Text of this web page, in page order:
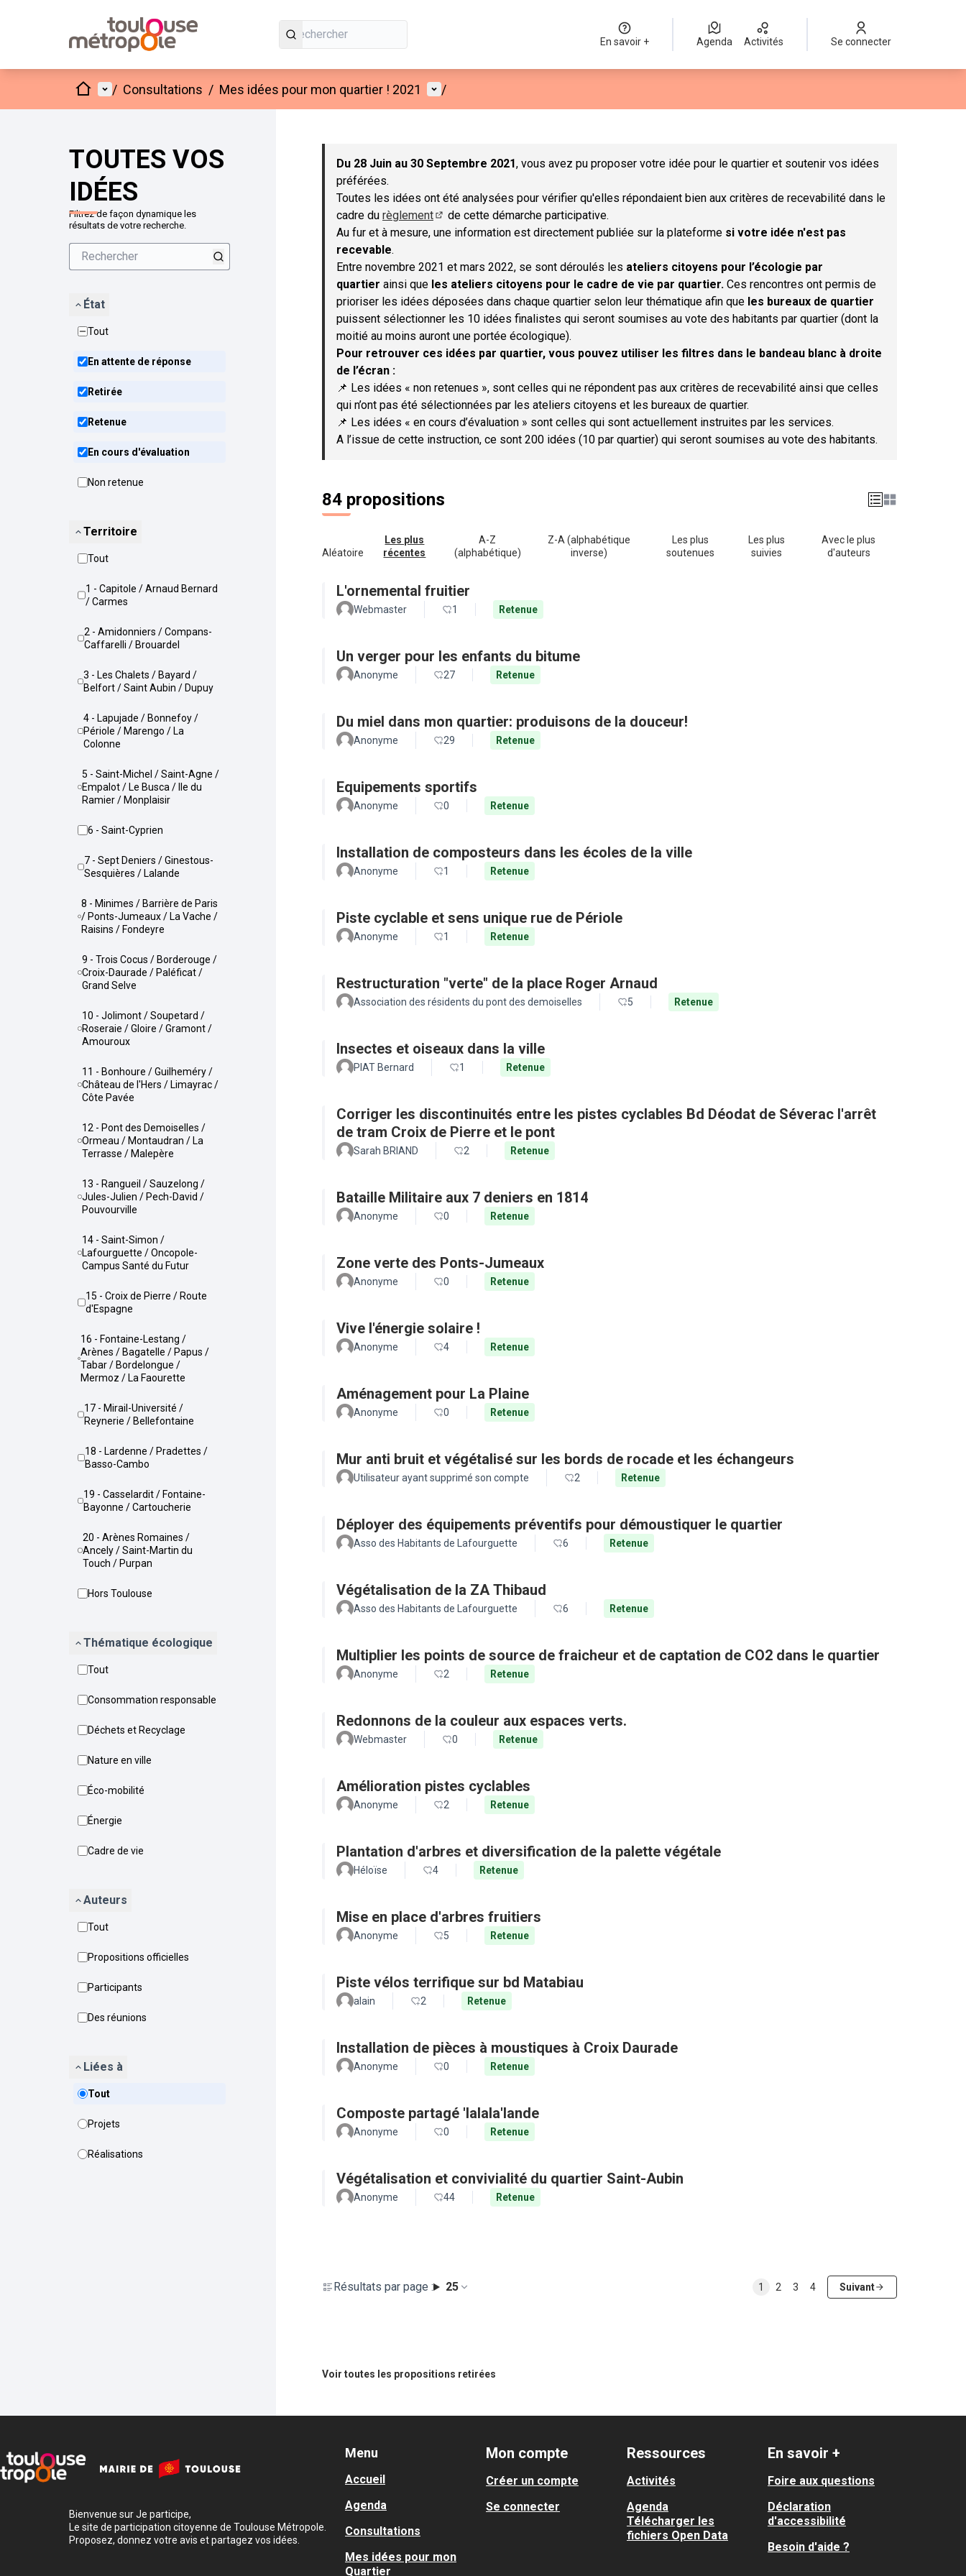
En savoir + Agenda Activités Se connecter
AccueilMenu principal
/ Consultations / Mes idées pour mon quartier ! 2021 Menu utilisateur
/
TOUTES VOS
IDÉES
Filtrez de façon dynamique les
résultats de votre recherche.
État
Tout
En attente de réponse
Retirée
Retenue
En cours d'évaluation
Non retenue
Territoire
Tout
1 - Capitole / Arnaud Bernard
/ Carmes
2 - Amidonniers / Compans-
Caffarelli / Brouardel
3 - Les Chalets / Bayard /
Belfort / Saint Aubin / Dupuy
4 - Lapujade / Bonnefoy /
Périole / Marengo / La
Colonne
5 - Saint-Michel / Saint-Agne /
Empalot / Le Busca / Ile du
Ramier / Monplaisir
6 - Saint-Cyprien
7 - Sept Deniers / Ginestous-
Sesquières / Lalande
8 - Minimes / Barrière de Paris
/ Ponts-Jumeaux / La Vache /
Raisins / Fondeyre
9 - Trois Cocus / Borderouge /
Croix-Daurade / Paléficat /
Grand Selve
10 - Jolimont / Soupetard /
Roseraie / Gloire / Gramont /
Amouroux
11 - Bonhoure / Guilheméry /
Château de l'Hers / Limayrac /
Côte Pavée
12 - Pont des Demoiselles /
Ormeau / Montaudran / La
Terrasse / Malepère
13 - Rangueil / Sauzelong /
Jules-Julien / Pech-David /
Pouvourville
14 - Saint-Simon /
Lafourguette / Oncopole-
Campus Santé du Futur
15 - Croix de Pierre / Route
d'Espagne
16 - Fontaine-Lestang /
Arènes / Bagatelle / Papus /
Tabar / Bordelongue /
Mermoz / La Faourette
17 - Mirail-Université /
Reynerie / Bellefontaine
18 - Lardenne / Pradettes /
Basso-Cambo
19 - Casselardit / Fontaine-
Bayonne / Cartoucherie
20 - Arènes Romaines /
Ancely / Saint-Martin du
Touch / Purpan
Hors Toulouse
Thématique écologique
Tout
Consommation responsable
Déchets et Recyclage
Nature en ville
Éco-mobilité
Énergie
Cadre de vie
Auteurs
Tout
Propositions officielles
Participants
Des réunions
Liées à
Tout
Projets
Réalisations
Passer la carte
Du 28 Juin au 30 Septembre 2021, vous avez pu proposer votre idée pour le quartier et soutenir vos idées
préférées.
Toutes les idées ont été analysées pour vérifier qu'elles répondaient bien aux critères de recevabilité dans le
cadre du règlement
(S'ouvre dans un nouvel onglet)
de cette démarche participative.
Au fur et à mesure, une information est directement publiée sur la plateforme si votre idée n'est pas
recevable.
Entre novembre 2021 et mars 2022, se sont déroulés les ateliers citoyens pour l’écologie par
quartier ainsi que les ateliers citoyens pour le cadre de vie par quartier. Ces rencontres ont permis de
prioriser les idées déposées dans chaque quartier selon leur thématique afin que les bureaux de quartier
puissent sélectionner les 10 idées finalistes qui seront soumises au vote des habitants par quartier (dont la
moitié au moins auront une portée écologique).
Pour retrouver ces idées par quartier, vous pouvez utiliser les filtres dans le bandeau blanc à droite
de l’écran :
📌 Les idées « non retenues », sont celles qui ne répondent pas aux critères de recevabilité ainsi que celles
qui n’ont pas été sélectionnées par les ateliers citoyens et les bureaux de quartier.
📌 Les idées « en cours d’évaluation » sont celles qui sont actuellement instruites par les services.
A l’issue de cette instruction, ce sont 200 idées (10 par quartier) qui seront soumises au vote des habitants.
84 propositions
Aléatoire
Les plus
récentes
A-Z
(alphabétique)
Z-A (alphabétique
inverse)
Les plus
soutenues
Les plus
suivies
Avec le plus
d'auteurs
L'ornemental fruitier
Webmaster 1 Retenue
Un verger pour les enfants du bitume
Anonyme 27 Retenue
Du miel dans mon quartier: produisons de la douceur!
Anonyme 29 Retenue
Equipements sportifs
Anonyme 0 Retenue
Installation de composteurs dans les écoles de la ville
Anonyme 1 Retenue
Piste cyclable et sens unique rue de Périole
Anonyme 1 Retenue
Restructuration "verte" de la place Roger Arnaud
Association des résidents du pont des demoiselles 5 Retenue
Insectes et oiseaux dans la ville
PIAT Bernard 1 Retenue
Corriger les discontinuités entre les pistes cyclables Bd Déodat de Séverac l'arrêt
de tram Croix de Pierre et le pont
Sarah BRIAND 2 Retenue
Bataille Militaire aux 7 deniers en 1814
Anonyme 0 Retenue
Zone verte des Ponts-Jumeaux
Anonyme 0 Retenue
Vive l'énergie solaire !
Anonyme 4 Retenue
Aménagement pour La Plaine
Anonyme 0 Retenue
Mur anti bruit et végétalisé sur les bords de rocade et les échangeurs
Utilisateur ayant supprimé son compte 2 Retenue
Déployer des équipements préventifs pour démoustiquer le quartier
Asso des Habitants de Lafourguette 6 Retenue
Végétalisation de la ZA Thibaud
Asso des Habitants de Lafourguette 6 Retenue
Multiplier les points de source de fraicheur et de captation de CO2 dans le quartier
Anonyme 2 Retenue
Redonnons de la couleur aux espaces verts.
Webmaster 0 Retenue
Amélioration pistes cyclables
Anonyme 2 Retenue
Plantation d'arbres et diversification de la palette végétale
Héloïse 4 Retenue
Mise en place d'arbres fruitiers
Anonyme 5 Retenue
Piste vélos terrifique sur bd Matabiau
alain 2 Retenue
Installation de pièces à moustiques à Croix Daurade
Anonyme 0 Retenue
Composte partagé 'lalala'lande
Anonyme 0 Retenue
Végétalisation et convivialité du quartier Saint-Aubin
Anonyme 44 Retenue
Résultats par page : 25 1 2 3 4 Suivant
Voir toutes les propositions retirées
Bienvenue sur Je participe,
Le site de participation citoyenne de Toulouse Métropole.
Proposez, donnez votre avis et partagez vos idées.
Menu
Accueil
Agenda
Consultations
Mes idées pour mon
Quartier
Mon compte
Créer un compte
Se connecter
Ressources
Activités
Agenda
Télécharger les
fichiers Open Data
En savoir +
Foire aux questions
Déclaration
d'accessibilité
Besoin d'aide ?